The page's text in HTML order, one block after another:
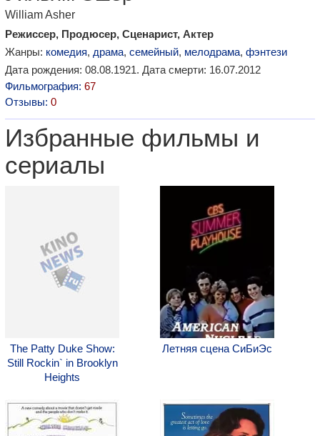
William Asher
Режиссер, Продюсер, Сценарист, Актер
Жанры: комедия, драма, семейный, мелодрама, фэнтези
Дата рождения: 08.08.1921. Дата смерти: 16.07.2012
Фильмография: 67
Отзывы: 0
Избранные фильмы и
сериалы
The Patty Duke Show:
Still Rockin` in Brooklyn
Heights
Летняя сцена СиБиЭс